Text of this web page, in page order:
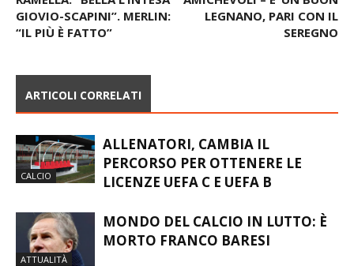
GIOVIO-SCAPINI”. MERLIN:
“IL PIÙ È FATTO”
LEGNANO, PARI CON IL
SEREGNO
ARTICOLI CORRELATI
CALCIO
ALLENATORI, CAMBIA IL
PERCORSO PER OTTENERE LE
LICENZE UEFA C E UEFA B
ATTUALITÀ
MONDO DEL CALCIO IN LUTTO: È
MORTO FRANCO BARESI